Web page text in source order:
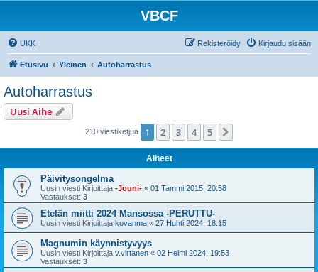
VBCF
UKK Kirjaudu sisään
Rekisteröidy
Etusivu Yleinen Autoharrastus
Autoharrastus
Uusi Aihe
210 viestiketjua 1 2 3 4 5
Aiheet
Päivitysongelma
Uusin viesti Kirjoittaja -Jouni- « 01 Tammi 2015, 20:58
Vastaukset: 3
Etelän miitti 2024 Mansossa -PERUTTU-
Uusin viesti Kirjoittaja kovanma « 27 Huhti 2024, 18:15
Magnumin käynnistyvyys
Uusin viesti Kirjoittaja v.virtanen « 02 Helmi 2024, 19:53
Vastaukset: 3